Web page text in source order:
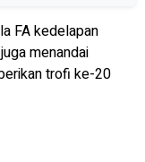
FA kedelapan
menandai
trofi ke-20